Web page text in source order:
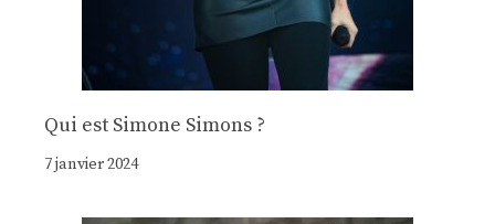
Qui est Simone Simons ?
7 janvier 2024